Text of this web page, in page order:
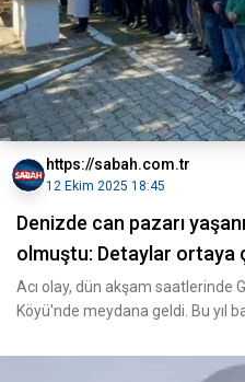
https://sabah.com.tr
12 Ekim 2025 18:45
Denizde can pazarı
olmuştu: Detaylar ortaya
Acı olay, dün akşam saatlerinde
Köyü'nde meydana geldi. Bu yıl